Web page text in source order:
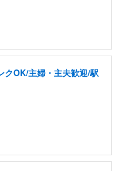
クOK/主婦・主夫歓迎/駅